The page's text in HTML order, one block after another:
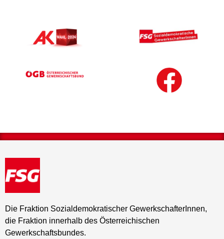
Die Fraktion Sozialdemokratischer GewerkschafterInnen,
die Fraktion innerhalb des Österreichischen
Gewerkschaftsbundes.